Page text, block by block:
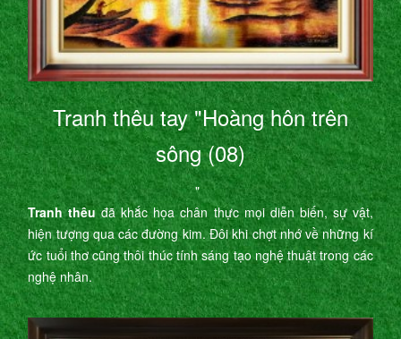
Tranh thêu tay "Hoàng hôn trên
sông (08)
"
Tranh thêuđã khắc họa chân thực mọi diễn biến, sự vật,
hiện tượng qua các đường kim. Đôi khi chợt nhớ về những kí
ức tuổi thơ cũng thôi thúc tính sáng tạo nghệ thuật trong các
nghệ nhân.